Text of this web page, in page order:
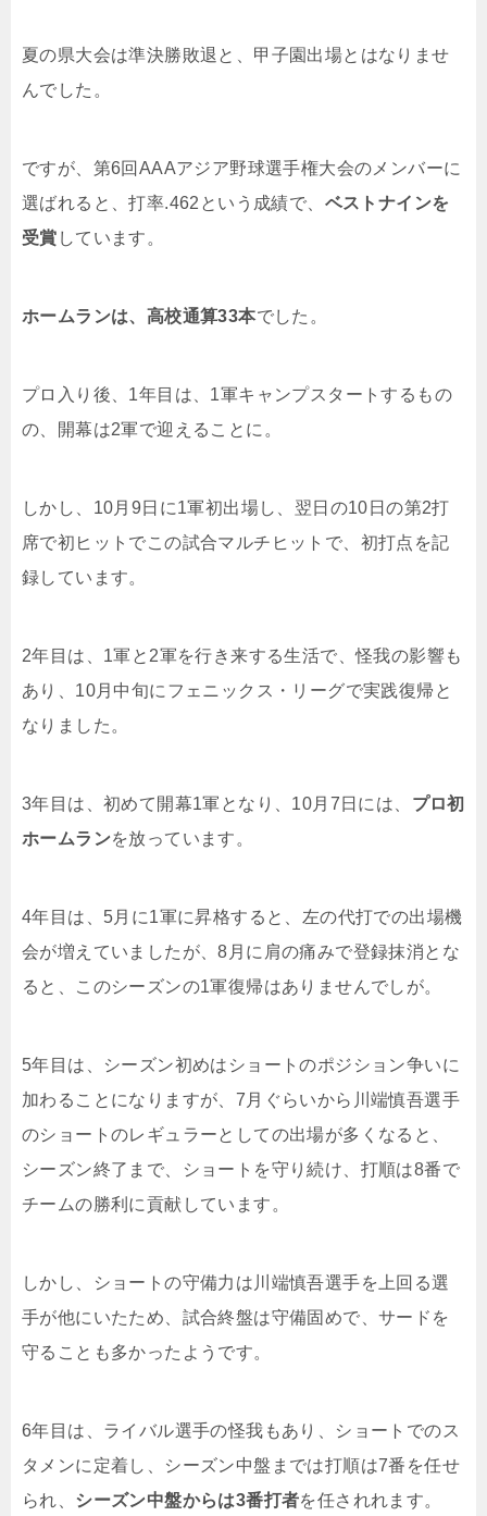
夏の県大会は準決勝敗退と、甲子園出場とはなりませ
んでした。
ですが、第6回 AAAアジア野球選手権大会のメンバーに
選ばれると、打率.462 という成績で、 ベストナインを
受賞 しています。
ホームランは、高校通算33本でした。
プロ入り後、 1年目は、 1軍キャンプスタートするもの
の、開幕は2軍で迎えることに。
しかし、 10月 9 日に1軍初出場し、翌日の10 日の第2打
席で初ヒットでこの試合マルチヒットで、初打点を記
録しています。
2年目は、 1軍と 2軍を行き来する生活で、怪我の影響も
あり、 10月中旬にフェニックス・リーグで実践復帰と
なりました。
3年目は、初めて開幕1軍となり、 10月 7 日には、 プロ初
ホームランを放っています。
4年目は、 5月に1軍に昇格すると、左の代打での出場機
会が増えていましたが、8 月に肩の痛みで登録抹消とな
ると、このシーズンの1軍復帰はありませんでしが。
5年目は、シーズン初めはショートのポジション争いに
加わることになりますが、 7 月ぐらいから川端慎吾選手
のショートのレギュラーとしての出場が多くなると、
シーズン終了まで、ショートを守り続け、打順は8番で
チームの勝利に貢献しています。
しかし、ショートの守備力は川端慎吾選手を上回る選
手が他にいたため、試合終盤は守備固めで、サードを
守ることも多かったようです。
6年目は、ライバル選手の怪我もあり、ショートでのス
タメンに定着し、シーズン中盤までは打順は7番を任せ
られ、 シーズン中盤からは3番打者を任されれます。